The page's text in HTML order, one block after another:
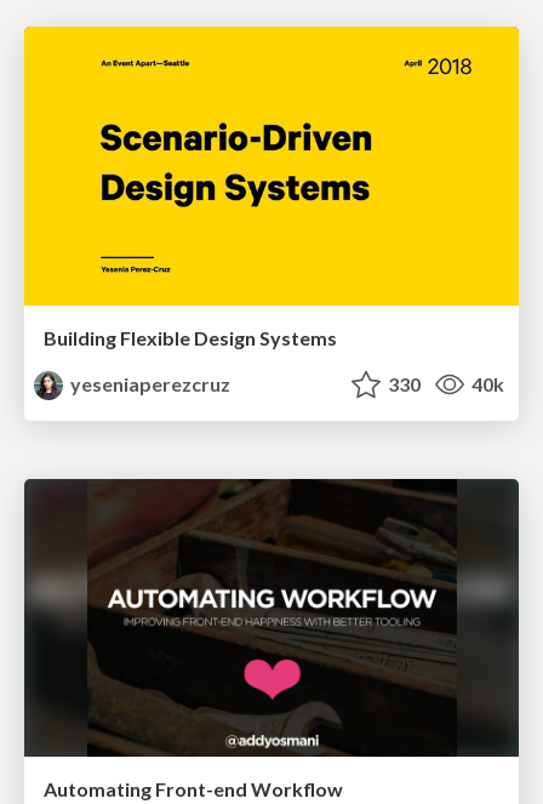
Building Flexible Design Systems
yeseniaperezcruz
330 40k
Automating Front-end Workflow